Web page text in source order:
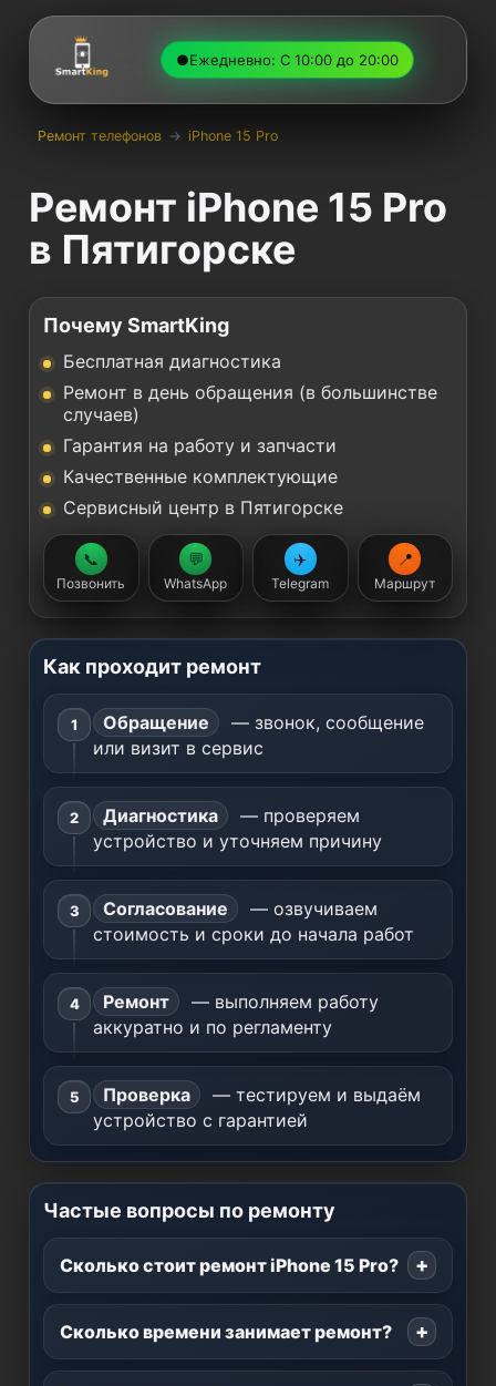
●Ежедневно: С 10:00 до 20:00
Ремонт телефонов → iPhone 15 Pro
Ремонт iPhone 15 Pro
в Пятигорске
Почему SmartKing
Бесплатная диагностика
Ремонт в день обращения (в большинстве
случаев)
Гарантия на работу и запчасти
Качественные комплектующие
Сервисный центр в Пятигорске
📞
Позвонить
💬
WhatsApp
✈️
Telegram
📍
Маршрут
Как проходит ремонт
Обращение
— звонок, сообщение
или визит в сервис
Диагностика
— проверяем
устройство и уточняем причину
Согласование
— озвучиваем
стоимость и сроки до начала работ
Ремонт
— выполняем работу
аккуратно и по регламенту
Проверка
— тестируем и выдаём
устройство с гарантией
Частые вопросы по ремонту
Сколько стоит ремонт iPhone 15 Pro?
Сколько времени занимает ремонт?